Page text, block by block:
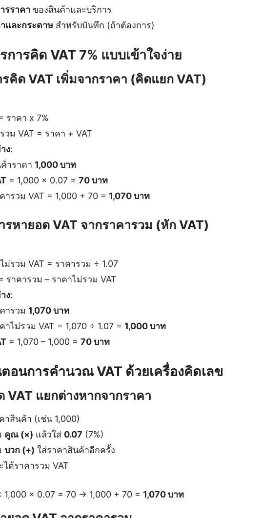
รราคาของสินค้าและบริการ
และกระดาษสำหรับบันทึก (ถ้าต้องการ)
การคิด VAT 7% แบบเข้าใจง่าย
รคิด VAT เพิ่มจากราคา (คิดแยก VAT)
ราคา x 7%
วม VAT = ราคา + VAT
ง:
าราคา 1,000 บาท
= 1,000 × 0.07 =70 บาท
ารวม VAT = 1,000 + 70 = 1,070 บาท
รหายอด VAT จากราคารวม (หัก VAT)
ม่รวม VAT = ราคารวม ÷ 1.07
ราคารวม – ราคาไม่รวม VAT
ง:
ารวม 1,070 บาท
าไม่รวม VAT = 1,070 ÷ 1.07 = 1,000 บาท
= 1,070 – 1,000 =70 บาท
อนการคำนวณ VAT ด้วยเครื่องคิดเลข
VAT แยกต่างหากจากราคา
าสินค้า (เช่น 1,000)
คูณ (×) แล้วใส่ 0.07 (7%)
บวก (+) ใส่ราคาสินค้าอีกครั้ง
ด้ราคารวม VAT
: 1,000 × 0.07 = 70 → 1,000 + 70 = 1,070 บาท